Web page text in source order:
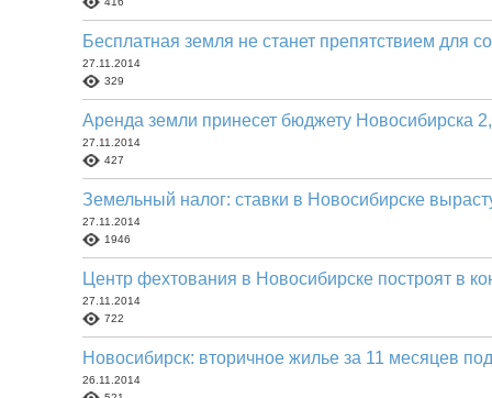
Бесплатная земля не станет препятствием для
27.11.2014
329
Аренда земли принесет бюджету Новосибирска
27.11.2014
427
Земельный налог: ставки в Новосибирске
27.11.2014
1946
Центр фехтования в Новосибирске построят в
27.11.2014
722
Новосибирск: вторичное жилье за 11 месяцев
26.11.2014